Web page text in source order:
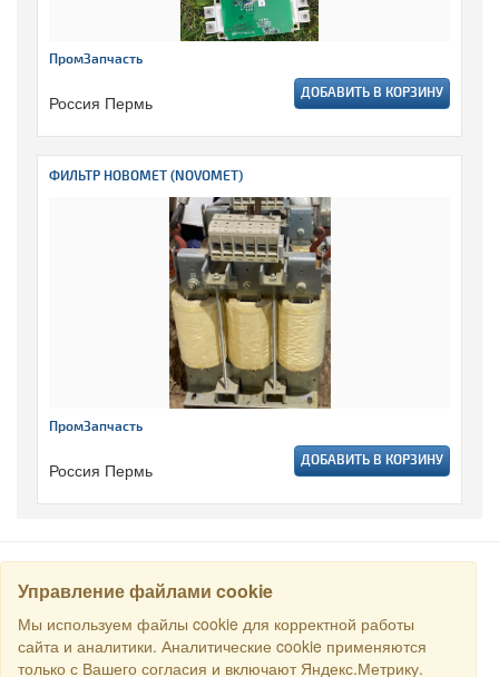
ПромЗапчасть
Россия Пермь ДОБАВИТЬ В КОРЗИНУ
ФИЛЬТР НОВОМЕТ (NOVOMET)
ПромЗапчасть
Россия Пермь ДОБАВИТЬ В КОРЗИНУ
Управление файлами cookie
Мы используем файлы cookie для корректной работы
сайта и аналитики. Аналитические cookie применяются
только с Вашего согласия и включают Яндекс.Метрику.
Все права защищены © 2016 Торговый Дом РСДС. E-mail: